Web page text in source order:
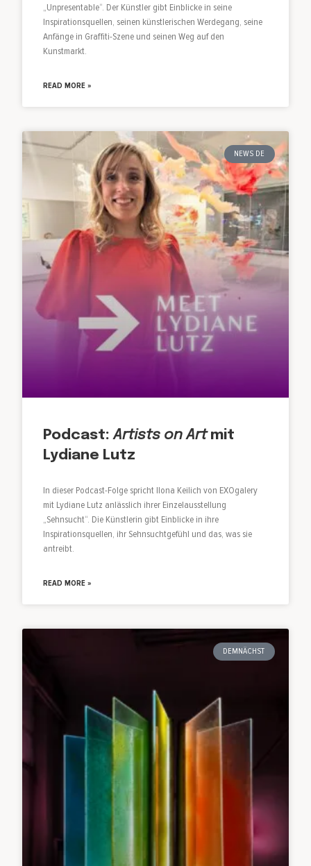
„Unpresentable“. Der Künstler gibt Einblicke in seine
Inspirationsquellen, seinen künstlerischen Werdegang, seine
Anfänge in Graffiti-Szene und seinen Weg auf den
Kunstmarkt.
READ MORE »
NEWS DE
Podcast:Artists on Artmit
Lydiane Lutz
In dieser Podcast-Folge spricht Ilona Keilich von EXOgalery
mit Lydiane Lutz anlässlich ihrer Einzelausstellung
„Sehnsucht“. Die Künstlerin gibt Einblicke in ihre
Inspirationsquellen, ihr Sehnsuchtgefühl und das, was sie
antreibt.
READ MORE »
DEMNÄCHST